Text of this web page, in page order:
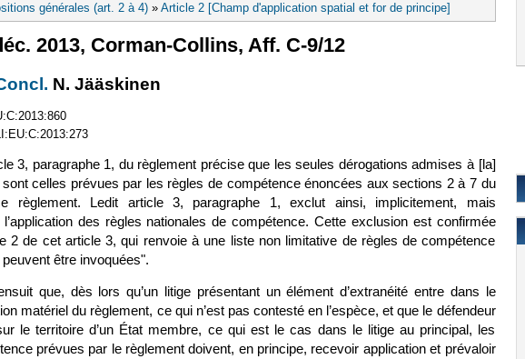
générales (art. 2 à 4) » Article 2 [Champ d'application spatial et for de principe]
2013, Corman-Collins, Aff. C-9/12
lien est externe)
(le lien est externe)
N. Jääskinen
3, paragraphe 1, du règlement précise que les seules dérogations admises à [la]
sont celles prévues par les règles de compétence énoncées aux sections 2 à 7 du
règlement. Ledit article 3, paragraphe 1, exclut ainsi, implicitement, mais
l’application des règles nationales de compétence. Cette exclusion est confirmée
2 de cet article 3, qui renvoie à une liste non limitative de règles de compétence
être invoquées".
que, dès lors qu’un litige présentant un élément d’extranéité entre dans le
matériel du règlement, ce qui n’est pas contesté en l’espèce, et que le défendeur
le territoire d’un État membre, ce qui est le cas dans le litige au principal, les
prévues par le règlement doivent, en principe, recevoir application et prévaloir